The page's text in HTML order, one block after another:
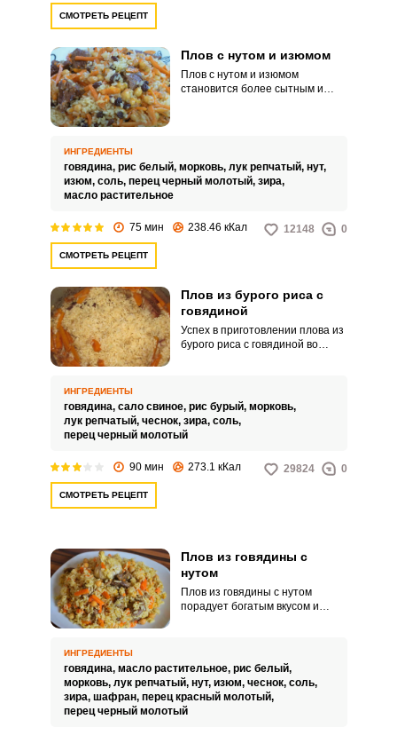
СМОТРЕТЬ РЕЦЕПТ
Плов с нутом и изюмом
Плов с нутом и изюмом
становится более сытным и
белка и растительной клетчатки.
ИНГРЕДИЕНТЫ
говядина, рис белый, морковь, лук репчатый, нут,
изюм, соль, перец черный молотый, зира,
масло растительное
75 мин 238.46 кКал 12148 0
СМОТРЕТЬ РЕЦЕПТ
Плов из бурого риса с
говядиной
Успех в приготовлении плова из
бурого риса с говядиной во
длиннозерный рис: содержание
крахмала в нем низкое, и при
готовке зернышки получаются
что нужно для плова. Среди
полезных веществ и волокон по
сравнению с шлифованным
белым рисом.
ИНГРЕДИЕНТЫ
говядина, сало свиное, рис бурый, морковь,
лук репчатый, чеснок, зира, соль,
перец черный молотый
90 мин 273.1 кКал 29824 0
СМОТРЕТЬ РЕЦЕПТ
Плов из говядины с
нутом
Плов из говядины с нутом
порадует богатым вкусом и
питательное, оно и насытит, и
согреет.
ИНГРЕДИЕНТЫ
говядина, масло растительное, рис белый,
морковь, лук репчатый, нут, изюм, чеснок, соль,
зира, шафран, перец красный молотый,
перец черный молотый